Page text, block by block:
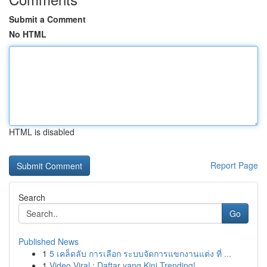
Submit a Comment
No HTML
HTML is disabled
Report Page
Search
Go
Published News
1 5 เคล็ดลับ การเลือก ระบบจัดการแขกงานแต่ง ที่ ...